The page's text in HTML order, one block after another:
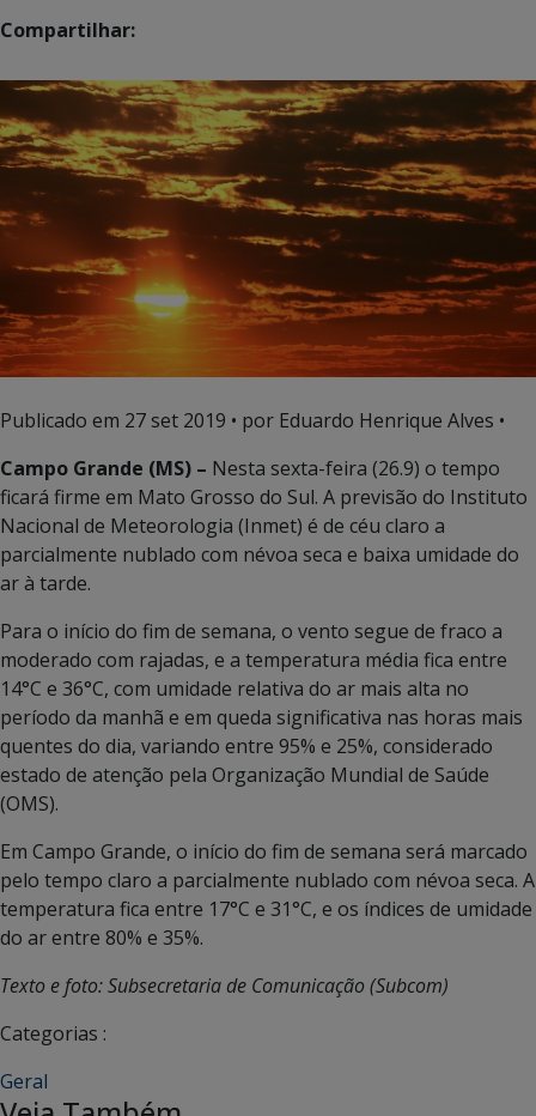
Compartilhar:
Publicado em 27 set 2019 • por Eduardo Henrique Alves •
Campo Grande (MS) – Nesta sexta-feira (26.9) o tempo
ficará firme em Mato Grosso do Sul. A previsão do Instituto
Nacional de Meteorologia (Inmet) é de céu claro a
parcialmente nublado com névoa seca e baixa umidade do
ar à tarde.
Para o início do fim de semana, o vento segue de fraco a
moderado com rajadas, e a temperatura média fica entre
14°C e 36°C, com umidade relativa do ar mais alta no
período da manhã e em queda significativa nas horas mais
quentes do dia, variando entre 95% e 25%, considerado
estado de atenção pela Organização Mundial de Saúde
(OMS).
Em Campo Grande, o início do fim de semana será marcado
pelo tempo claro a parcialmente nublado com névoa seca. A
temperatura fica entre 17°C e 31°C, e os índices de umidade
do ar entre 80% e 35%.
Texto e foto: Subsecretaria de Comunicação (Subcom)
Categorias :
Geral